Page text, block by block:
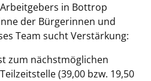
in Bottrop
der Bürgerinnen und
Team sucht Verstärkung:
zum nächstmöglichen
(39,00 bzw. 19,50